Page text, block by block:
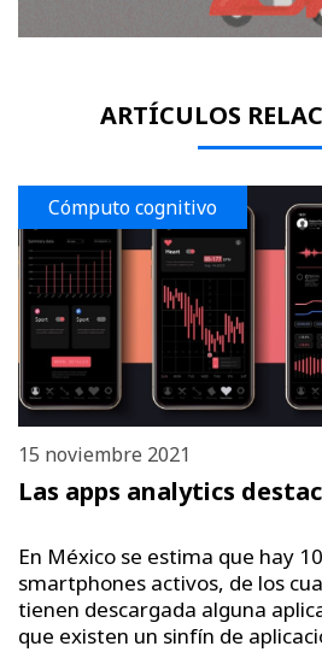
ARTÍCULOS
Cómputo cognitivo
15 noviembre 2021
Las apps analytics
En México se estima que hay
smartphones activos, de los
tienen descargada alguna
que existen un sinfín de